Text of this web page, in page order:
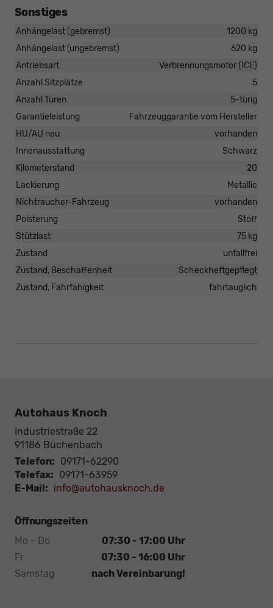
Sonstiges
Anhängelast (gebremst)
1200 kg
Anhängelast (ungebremst)
620 kg
Antriebsart
Verbrennungsmotor (ICE)
Anzahl Sitzplätze
5
Anzahl Türen
5-türig
Garantieleistung
Fahrzeuggarantie vom Hersteller
HU/AU neu
vorhanden
Innenausstattung
Schwarz
Kilometerstand
20
Lackierung
Metallic
Nichtraucher-Fahrzeug
vorhanden
Polsterung
Stoff
Stützlast
75 kg
Zustand
unfallfrei
Zustand, Beschaffenheit
Scheckheftgepflegt
Zustand, Fahrfähigkeit
fahrtauglich
Autohaus Knoch
Industriestraße 22
91186 Büchenbach
Telefon: 09171-62290
Telefax: 09171-63959
E-Mail: info@autohausknoch.de
Öffnungszeiten
Mo - Do
07:30 - 17:00 Uhr
Fr
07:30 - 16:00 Uhr
Samstag
nach Vereinbarung!